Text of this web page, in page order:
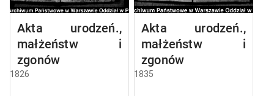
Akta urodzeń.,
małżeństw i
zgonów
1826
Akta urodzeń.,
małżeństw i
zgonów
1835